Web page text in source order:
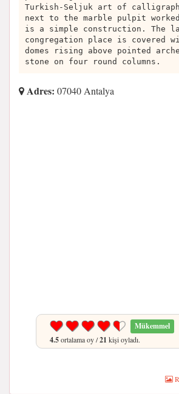
Turkish-Seljuk art of
next to the marble pulpit
is a simple construction. The
congregation place is covered
domes rising above pointed
stone on four round columns.
Adres: 07040 Antalya
Mükemmel
4.5ortalama oy /21 kişi oyladı.